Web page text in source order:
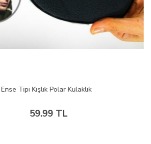
Ense Tipi Kışlık Polar Kulaklık
59.99 TL